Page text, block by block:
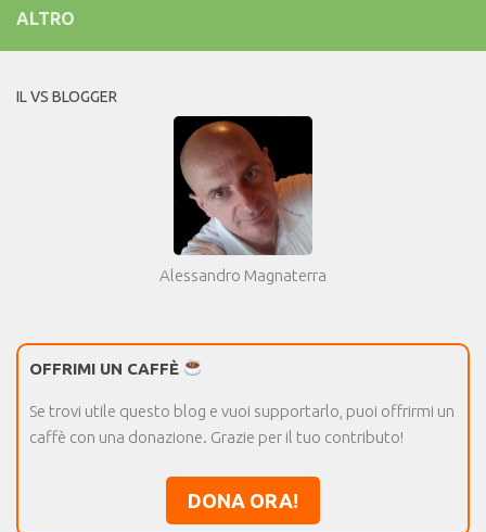
ALTRO
IL VS BLOGGER
Alessandro Magnaterra
OFFRIMI UN CAFFÈ
Se trovi utile questo blog e vuoi supportarlo, puoi offrirmi un
caffè con una donazione. Grazie per il tuo contributo!
DONA ORA!